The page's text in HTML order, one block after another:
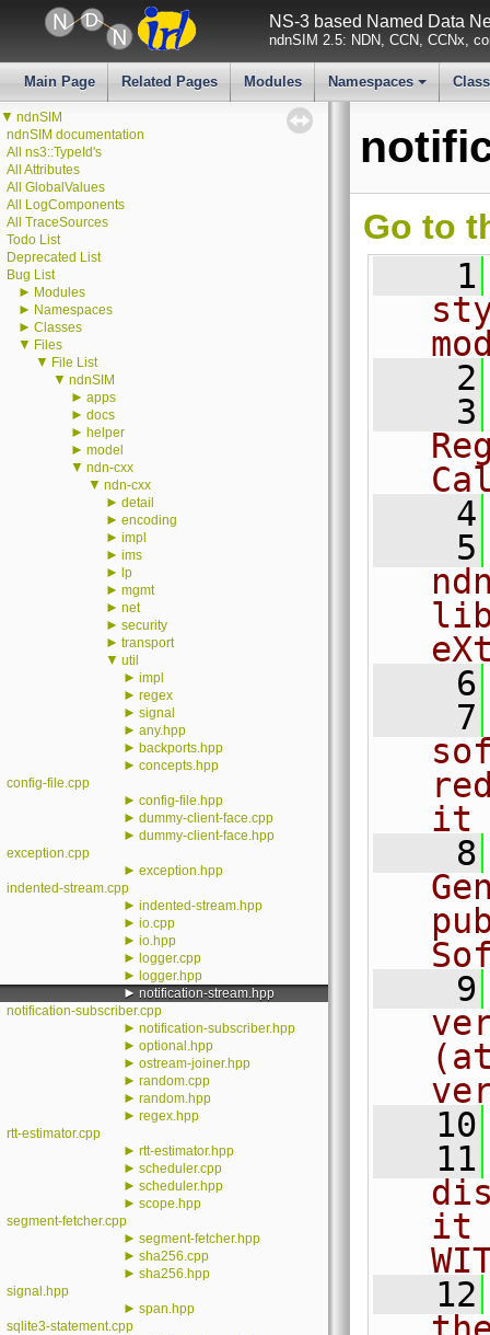
NS-3 based Named Data
ndnSIM 2.5: NDN, CCN, CCNx,
Main Page Related Pages Modules
+
Namespaces
▼ ndnSIM
ndnSIM documentation
All ns3::TypeId's
All Attributes
All GlobalValues
All LogComponents
All TraceSources
Todo List
Deprecated List
Bug List
► Modules
► Namespaces
► Classes
▼ Files
▼ File List
▼ ndnSIM
► apps
► docs
► helper
► model
▼ ndn-cxx
▼ ndn-cxx
► detail
► encoding
► impl
► ims
► lp
► mgmt
► net
► security
► transport
▼ util
► impl
► regex
► signal
► any.hpp
► backports.hpp
► concepts.hpp
config-file.cpp
► config-file.hpp
► dummy-client-face.cpp
► dummy-client-face.hpp
exception.cpp
► exception.hpp
indented-stream.cpp
► indented-stream.hpp
► io.cpp
► io.hpp
► logger.cpp
► logger.hpp
► notification-stream.hpp
notification-subscriber.cpp
► notification-subscriber.hpp
► optional.hpp
► ostream-joiner.hpp
► random.cpp
► random.hpp
► regex.hpp
rtt-estimator.cpp
► rtt-estimator.hpp
► scheduler.cpp
► scheduler.hpp
► scope.hpp
segment-fetcher.cpp
► segment-fetcher.hpp
► sha256.cpp
► sha256.hpp
signal.hpp
► span.hpp
sqlite3-statement.cpp
Go to
    1
    2
    3
    4
    5
    6
    7
it
    8
    9
   10
   11
it
   12